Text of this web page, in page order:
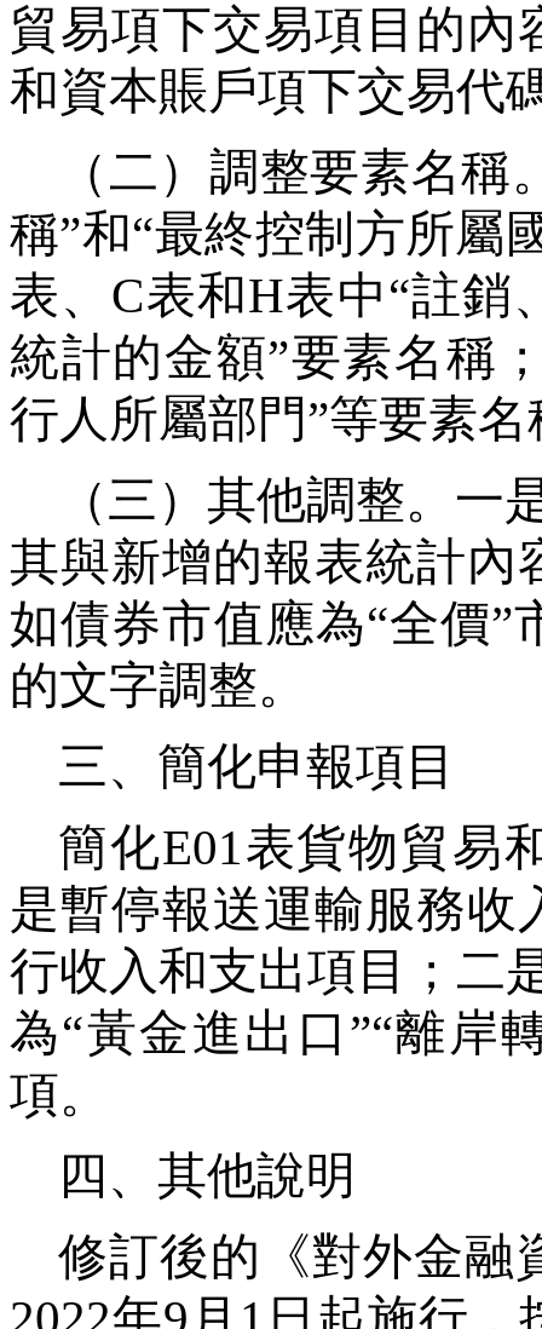
貿易項下交易項目的內
和資本賬戶項下交易代
（二）調整要素名稱
稱”和“最終控制方所屬
表、 C表和H表中“註銷
統計的金額”要素名稱
行人所屬部門”等要素名
（三）其他調整。一
其與新增的報表統計內
如債券市值應為“全價”
的文字調整。
三、簡化申報項目
簡化E01表貨物貿易
是暫停報送運輸服務收
行收入和支出項目；二
為“黃金進出口 ”“離岸
項。
四、其他說明
修訂後的《對外金融